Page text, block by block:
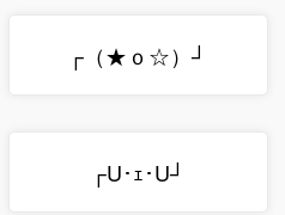
┌（★ｏ☆）┘
┌U･ｪ･U┘